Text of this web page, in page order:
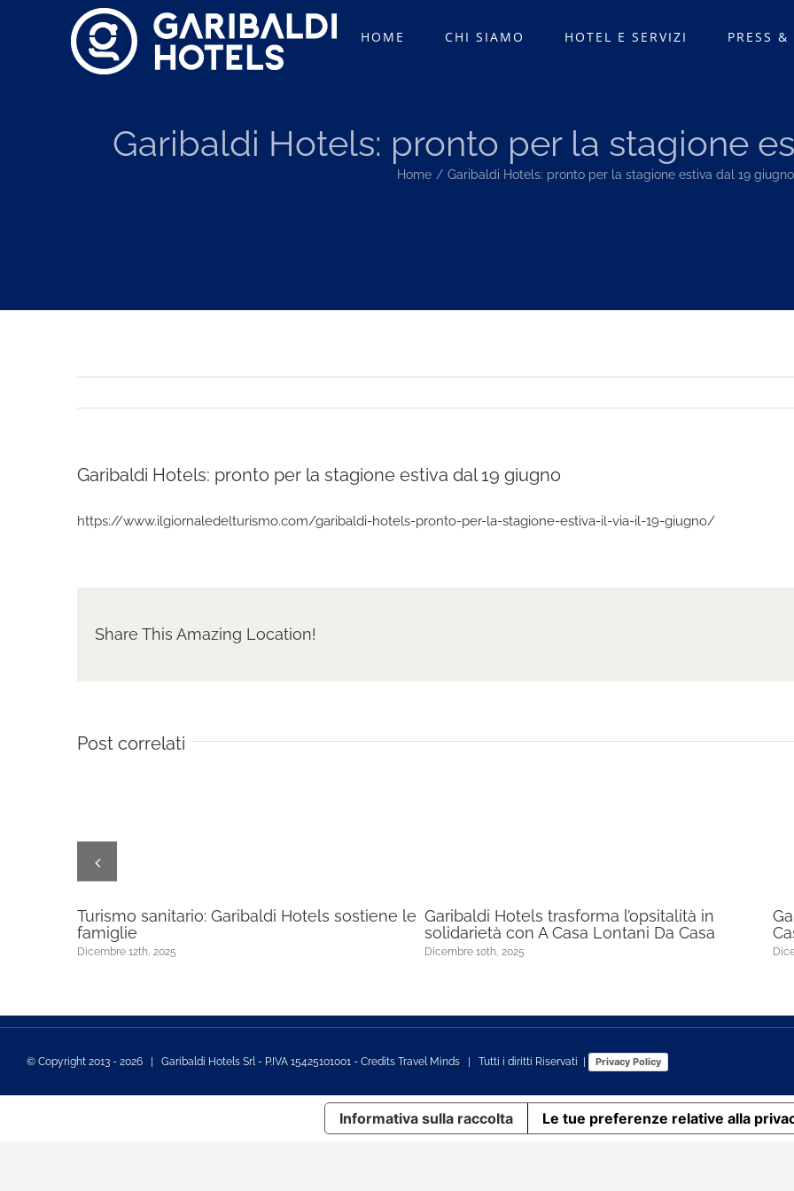
HOME CHI SIAMO HOTEL E SERVIZI PRESS &
Garibaldi Hotels: pronto per la stagione
Home Garibaldi Hotels: pronto per la stagione estiva dal 19 giugno
Garibaldi Hotels: pronto per la stagione estiva dal 19 giugno
https://www.ilgiornaledelturismo.com/garibaldi-hotels-pronto-per-la-stagione-estiva-il-via-il-19-giugno/
Share This Amazing Location!
Post correlati
Turismo sanitario: Garibaldi Hotels sostiene le
famiglie
Dicembre 12th, 2025
Garibaldi Hotels trasforma l’opsitalità in
solidarietà con A Casa Lontani Da Casa
Dicembre 10th, 2025
© Copyright 2013 - 2026 | Garibaldi Hotels Srl - P.IVA 15425101001 - Credits Travel Minds | Tutti i diritti Riservati | Privacy Policy
Informativa sulla raccolta Le tue preferenze relative alla